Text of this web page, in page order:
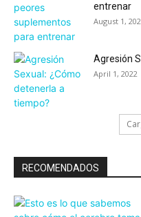
entrenar
August 1,
Agresión
April 1, 2022
RECOMENDADOS